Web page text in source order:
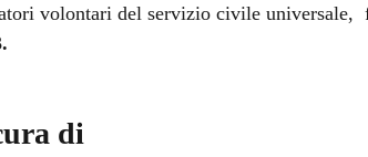
volontari del servizio civile universale,
di